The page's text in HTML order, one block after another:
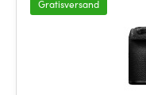
Gratisversand